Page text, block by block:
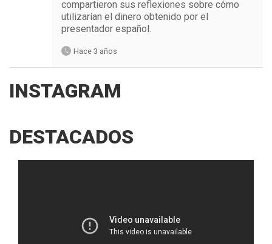
compartieron sus reflexiones sobre cómo
utilizarían el dinero obtenido por el
presentador español.
Hace 3 años
INSTAGRAM
DESTACADOS